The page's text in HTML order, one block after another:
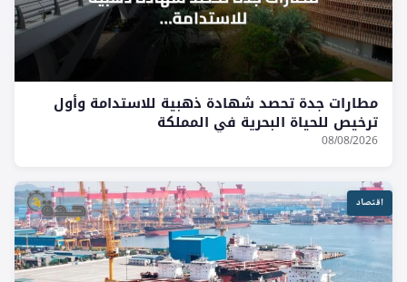
مطارات جدة تحصد شهادة ذهبية للاستدامة وأول
ترخيص للحياة البحرية في المملكة
08/08/2026
اقتصاد